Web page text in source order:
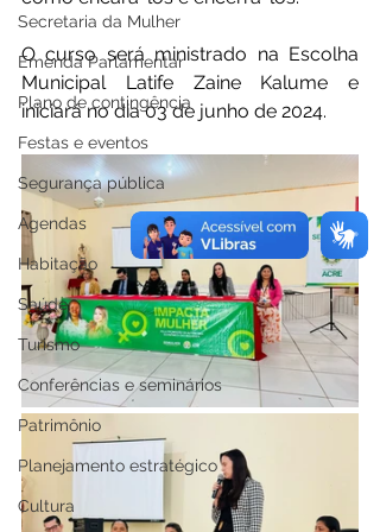
Secretaria da Mulher
Emenda Parlamentar
Plano de contingência
Festas e eventos
Segurança pública
Agendas
Habitação
Saúde
Turismo
Conferências e seminários
Patrimônio
Planejamento estratégico
Cultura
O curso será ministrado na Escolha
Municipal Latife Zaine Kalume e
iniciará no dia 03 de junho de 2024.